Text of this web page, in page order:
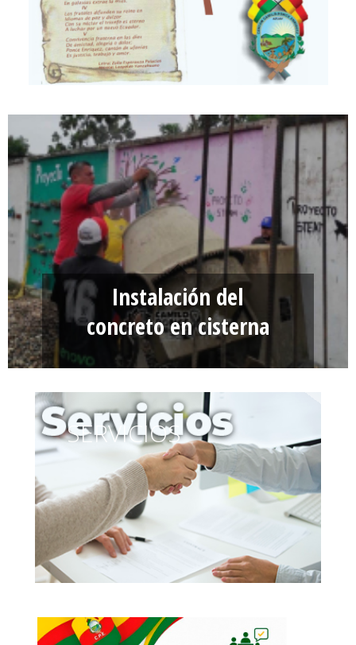
Instalación del
concreto en cisterna
SERVICIOS